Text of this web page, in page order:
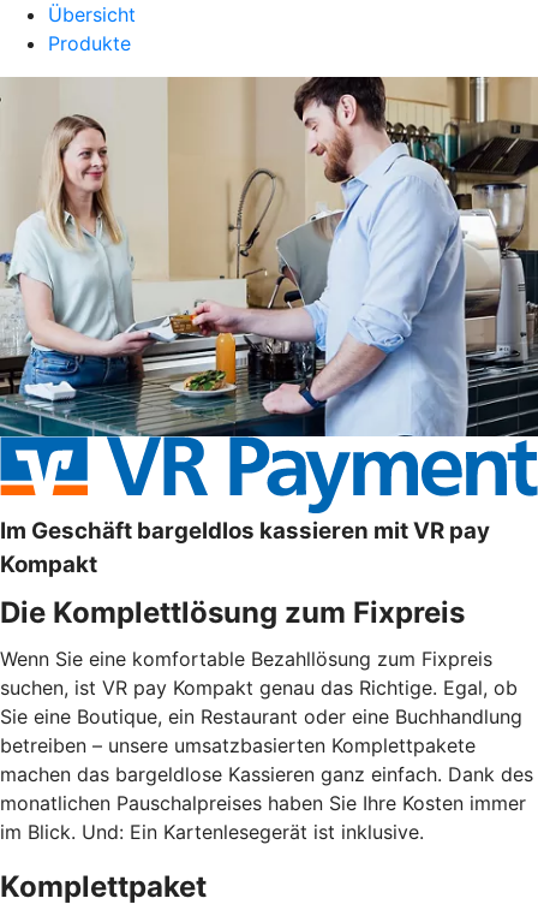
Übersicht
Produkte
Im Geschäft bargeldlos kassieren mit VR pay
Kompakt
Die Komplettlösung zum Fixpreis
Wenn Sie eine komfortable Bezahllösung zum Fixpreis
suchen, ist VR pay Kompakt genau das Richtige. Egal, ob
Sie eine Boutique, ein Restaurant oder eine Buchhandlung
betreiben – unsere umsatzbasierten Komplettpakete
machen das bargeldlose Kassieren ganz einfach. Dank des
monatlichen Pauschalpreises haben Sie Ihre Kosten immer
im Blick. Und: Ein Kartenlesegerät ist inklusive.
Komplettpaket